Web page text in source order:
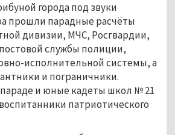
города под звуки
прошли парадные расчёты
дивизии, МЧС, Росгвардии,
службы полиции,
исполнительной системы, а
и пограничники.
параде и юные кадеты школ № 21
патриотического